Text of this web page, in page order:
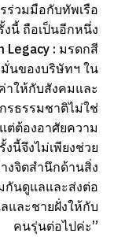
ร่วมมือกับทัพเรือ
นี้ ถือเป็นอีกหนึ่ง
Legacy : มรดกสี
นของบริษัทฯ ใน
ให้กับสังคมและ
รธรรมชาติไม่ใช่
ต้องอาศัยความ
นี้จึงไม่เพียงช่วย
งจิตสำนึกด้านสิ่ง
กันดูแลและส่งต่อ
และชายฝั่งให้กับ
คนรุ่นต่อไปค่ะ”